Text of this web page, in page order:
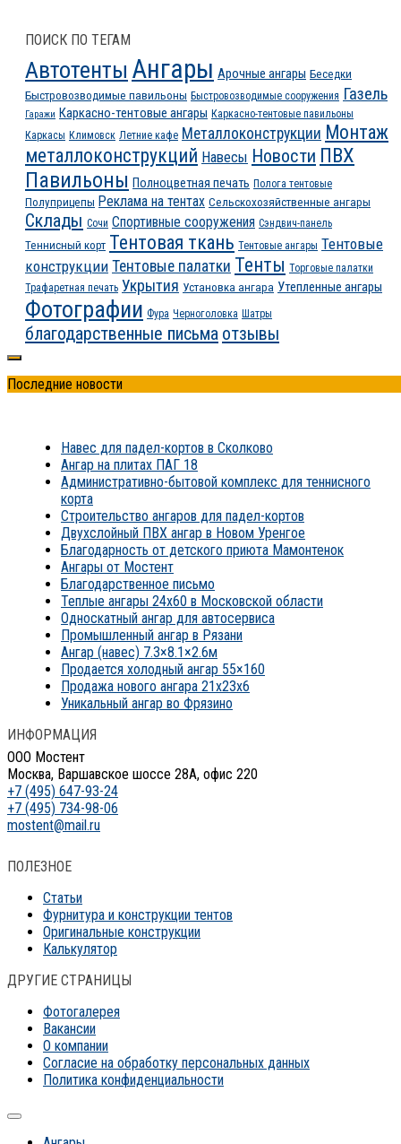
ПОИСК ПО ТЕГАМ
Автотенты Ангары Арочные ангары Беседки
Быстровозводимые павильоны Быстровозводимые сооружения Газель
Гаражи Каркасно-тентовые ангары Каркасно-тентовые павильоны
Каркасы Климовск Летние кафе Металлоконструкции Монтаж
металлоконструкций Навесы Новости ПВХ
Павильоны Полноцветная печать Полога тентовые
Полуприцепы Реклама на тентах Сельскохозяйственные ангары
Склады Сочи Спортивные сооружения Сэндвич-панель
Теннисный корт Тентовая ткань Тентовые ангары Тентовые
конструкции Тентовые палатки Тенты Торговые палатки
Трафаретная печать Укрытия Установка ангара Утепленные ангары
Фотографии Фура Черноголовка Шатры
благодарственные письма отзывы
Последние новости
Навес для падел-кортов в Сколково
Ангар на плитах ПАГ 18
Административно-бытовой комплекс для теннисного
корта
Строительство ангаров для падел-кортов
Двухслойный ПВХ ангар в Новом Уренгое
Благодарность от детского приюта Мамонтенок
Ангары от Мостент
Благодарственное письмо
Теплые ангары 24х60 в Московской области
Односкатный ангар для автосервиса
Промышленный ангар в Рязани
Ангар (навес) 7.3×8.1×2.6м
Продается холодный ангар 55×160
Продажа нового ангара 21x23x6
Уникальный ангар во Фрязино
ИНФОРМАЦИЯ
ООО Мостент
Москва, Варшавское шоссе 28А, офис 220
+7 (495) 647-93-24
+7 (495) 734-98-06
mostent@mail.ru
ПОЛЕЗНОЕ
Статьи
Фурнитура и конструкции тентов
Оригинальные конструкции
Калькулятор
ДРУГИЕ СТРАНИЦЫ
Фотогалерея
Вакансии
О компании
Согласие на обработку персональных данных
Политика конфиденциальности